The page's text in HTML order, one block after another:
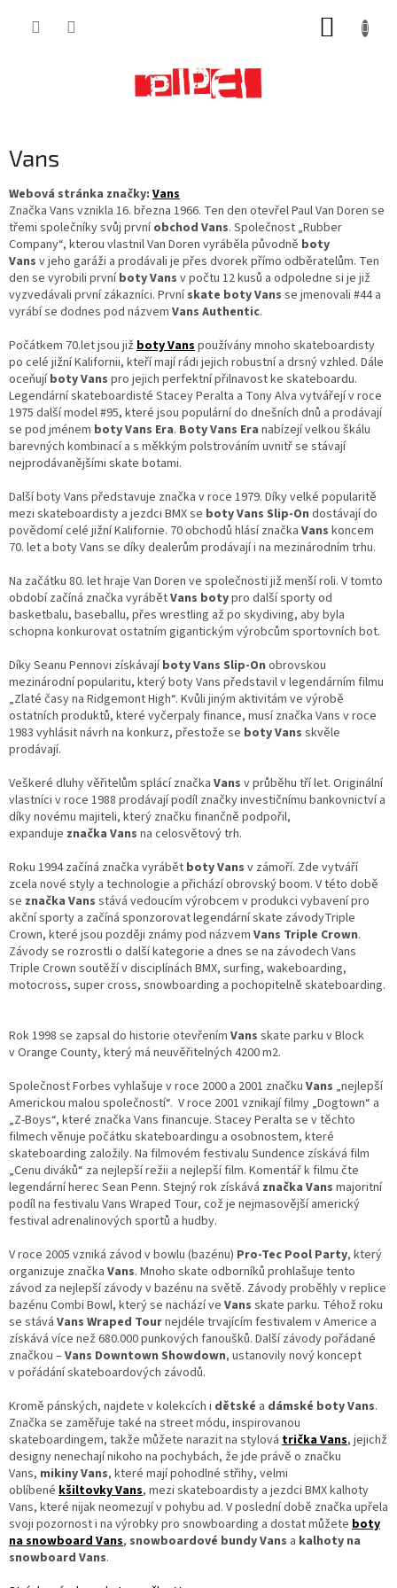
Vans
Webová stránka značky: Vans
Značka Vans vznikla 16. března 1966. Ten den otevřel Paul Van Doren se
třemi společníky svůj první obchod Vans. Společnost „Rubber
Company“, kterou vlastnil Van Doren vyráběla původně boty
Vans v jeho garáži a prodávali je přes dvorek přímo odběratelům. Ten
den se vyrobili první boty Vans v počtu 12 kusů a odpoledne si je již
vyzvedávali první zákazníci. První skate boty Vans se jmenovali #44 a
vyrábí se dodnes pod názvem Vans Authentic.
Počátkem 70.let jsou již boty Vans používány mnoho skateboardisty
po celé jižní Kalifornii, kteří mají rádi jejich robustní a drsný vzhled. Dále
oceňují boty Vans pro jejich perfektní přilnavost ke skateboardu.
Legendární skateboardisté Stacey Peralta a Tony Alva vytvářejí v roce
1975 další model #95, které jsou populární do dnešních dnů a prodávají
se pod jménem boty Vans Era. Boty Vans Era nabízejí velkou škálu
barevných kombinací a s měkkým polstrováním uvnitř se stávají
nejprodávanějšími skate botami.
Další boty Vans představuje značka v roce 1979. Díky velké popularitě
mezi skateboardisty a jezdci BMX se boty Vans Slip-On dostávají do
povědomí celé jižní Kalifornie. 70 obchodů hlásí značka Vans koncem
70. let a boty Vans se díky dealerům prodávají i na mezinárodním trhu.
Na začátku 80. let hraje Van Doren ve společnosti již menší roli. V tomto
období začíná značka vyrábětVans botypro další sporty od
basketbalu, baseballu, přes wrestling až po skydiving, aby byla
schopna konkurovat ostatním gigantickým výrobcům sportovních bot.
Díky Seanu Pennovi získávají boty Vans Slip-On obrovskou
mezinárodní popularitu, který boty Vans představil v legendárním filmu
„Zlaté časy na Ridgemont High“. Kvůli jiným aktivitám ve výrobě
ostatních produktů, které vyčerpaly finance, musí značka Vans v roce
1983 vyhlásit návrh na konkurz, přestože se boty Vans skvěle
prodávají.
Veškeré dluhy věřitelům splácí značka Vans v průběhu tří let. Originální
vlastníci v roce 1988 prodávají podíl značky investičnímu bankovnictví a
díky novému majiteli, který značku finančně podpořil,
expanduje značka Vans na celosvětový trh.
Roku 1994 začíná značka vyrábět boty Vans v zámoří. Zde vytváří
zcela nové styly a technologie a přichází obrovský boom. V této době
se značka Vans stává vedoucím výrobcem v produkci vybavení pro
akční sporty a začíná sponzorovat legendární skate závodyTriple
Crown, které jsou později známy pod názvem Vans Triple Crown.
Závody se rozrostli o další kategorie a dnes se na závodech Vans
Triple Crown soutěží v disciplínách BMX, surfing, wakeboarding,
motocross, super cross, snowboarding a pochopitelně skateboarding.
Rok 1998 se zapsal do historie otevřením Vans skate parku v Block
v Orange County, který má neuvěřitelných 4200 m2.
Společnost Forbes vyhlašuje v roce 2000 a 2001 značku Vans „nejlepší
Americkou malou společností“. V roce 2001 vznikají filmy „Dogtown“ a
„Z-Boys“, které značka Vans financuje. Stacey Peralta se v těchto
filmech věnuje počátku skateboardingu a osobnostem, které
skateboarding založily. Na filmovém festivalu Sundence získává film
„Cenu diváků“ za nejlepší režii a nejlepší film. Komentář k filmu čte
legendární herec Sean Penn. Stejný rok získává značka Vans majoritní
podíl na festivalu Vans Wraped Tour, což je nejmasovější americký
festival adrenalinových sportů a hudby.
V roce 2005 vzniká závod v bowlu (bazénu) Pro-Tec Pool Party, který
organizuje značka Vans. Mnoho skate odborníků prohlašuje tento
závod za nejlepší závody v bazénu na světě. Závody proběhly v replice
bazénu Combi Bowl, který se nachází ve Vans skate parku. Téhož roku
se stává Vans Wraped Tournejdéle trvajícím festivalem v Americe a
získává více než 680.000 punkových fanoušků. Další závody pořádané
značkou –Vans Downtown Showdown, ustanovily nový koncept
v pořádání skateboardových závodů.
Kromě pánských, najdete v kolekcích i dětské a dámské boty Vans.
Značka se zaměřuje také na street módu, inspirovanou
skateboardingem, takže můžete narazit na stylová trička Vans, jejichž
designy nenechají nikoho na pochybách, že jde právě o značku
Vans, mikiny Vans, které mají pohodlné střihy, velmi
oblíbené kšiltovky Vans, mezi skateboardisty a jezdci BMX kalhoty
Vans, které nijak neomezují v pohybu ad. V poslední době značka upřela
svoji pozornost i na výrobky pro snowboarding a dostat můžete boty
na snowboard Vans, snowboardové bundy Vans a kalhoty na
snowboard Vans.